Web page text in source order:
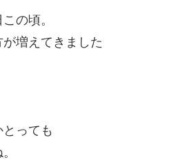
の頃。
増えてきました
っても